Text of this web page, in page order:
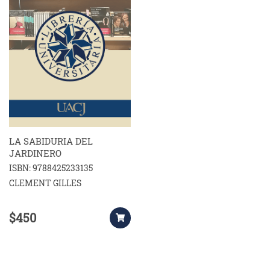
LA SABIDURIA DEL
JARDINERO
ISBN: 9788425233135
CLEMENT GILLES
$450